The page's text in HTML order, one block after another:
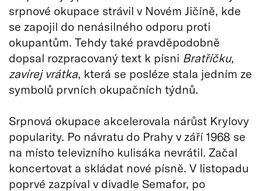
srpnové okupace strávil v Novém Jičíně, kde
se zapojil do nenásilného odporu proti
okupantům. Tehdy také pravděpodobně
dopsal rozpracovaný text k písni Bratříčku,
zavírej vrátka, která se posléze stala jedním ze
symbolů prvních okupačních týdnů.
Srpnová okupace akcelerovala nárůst Krylovy
popularity. Po návratu do Prahy v září 1968 se
na místo televizního kulisáka nevrátil. Začal
koncertovat a skládat nové písně. V listopadu
poprvé zazpíval v divadle Semafor, po